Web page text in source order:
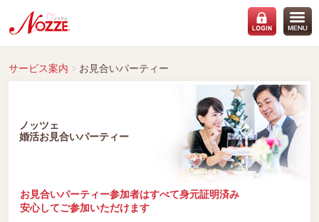
サービス案内 お見合いパーティー
ノッツェ
婚活お見合いパーティー
お見合いパーティー参加者はすべて身元証明済み
安心してご参加いただけます